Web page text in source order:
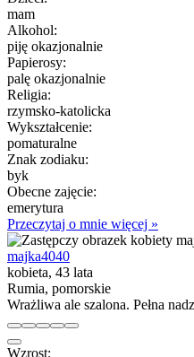
mam
Alkohol:
piję okazjonalnie
Papierosy:
palę okazjonalnie
Religia:
rzymsko-katolicka
Wykształcenie:
pomaturalne
Znak zodiaku:
byk
Obecne zajęcie:
emerytura
Przeczytaj o mnie więcej »
majka4040
kobieta, 43 lata
Rumia, pomorskie
Wrażliwa ale szalona. Pełna
Wzrost: